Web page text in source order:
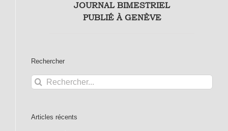
JOURNAL BIMESTRIEL
PUBLIÉ À GENÈVE
Rechercher
Rechercher:
Articles récents